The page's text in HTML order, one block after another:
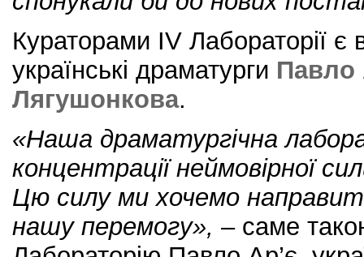
Кураторами IV Лабораторії є
українські драматурги Павло
Лягушонкова.
«Наша драматургічна
концентрації неймовірної
Цю силу ми хочемо
нашу перемогу», – саме